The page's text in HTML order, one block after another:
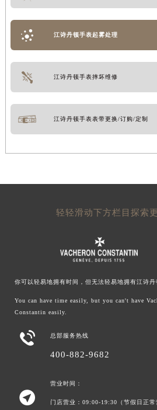
江诗丹顿手表起雾处理
江诗丹顿手表摔坏维修
江诗丹顿手表表带更换/订购/定制
轻轻滑动下方栏目探索
你可以轻易地拥有时间，但无法轻易地拥有江诗丹
You can have time easily, but you can't have
Constantin easily.
 总部服务热线
400-882-9682

营业时间：
门店营业：09:00-19:30（节假日正常